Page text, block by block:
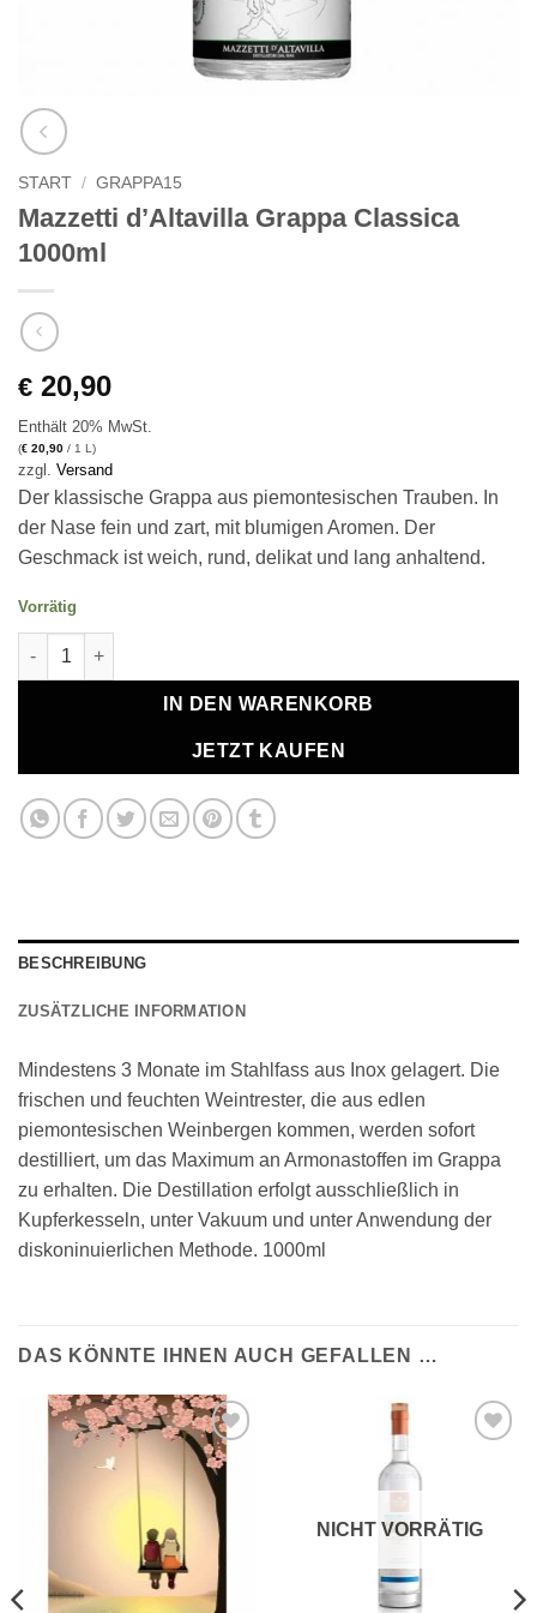
START / GRAPPA15
Mazzetti d’Altavilla Grappa Classica
1000ml
€ 20,90
Enthält 20% MwSt.
(€ 20,90 / 1 L)
zzgl. Versand
Der klassische Grappa aus piemontesischen Trauben. In
der Nase fein und zart, mit blumigen Aromen. Der
Geschmack ist weich, rund, delikat und lang anhaltend.
Vorrätig
Mazzetti d'Altavilla Grappa Classica 1000ml Menge
IN DEN WARENKORB
JETZT KAUFEN
BESCHREIBUNG
ZUSÄTZLICHE INFORMATION
Mindestens 3 Monate im Stahlfass aus Inox gelagert. Die
frischen und feuchten Weintrester, die aus edlen
piemontesischen Weinbergen kommen, werden sofort
destilliert, um das Maximum an Armonastoffen im Grappa
zu erhalten. Die Destillation erfolgt ausschließlich in
Kupferkesseln, unter Vakuum und unter Anwendung der
diskoninuierlichen Methode. 1000ml
DAS KÖNNTE IHNEN AUCH GEFALLEN …
Auf die
Wunschliste
NICHT VORRÄTIG